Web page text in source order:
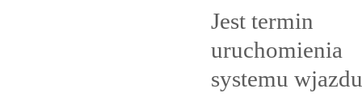
Jest termin
uruchomienia
systemu wjazdu